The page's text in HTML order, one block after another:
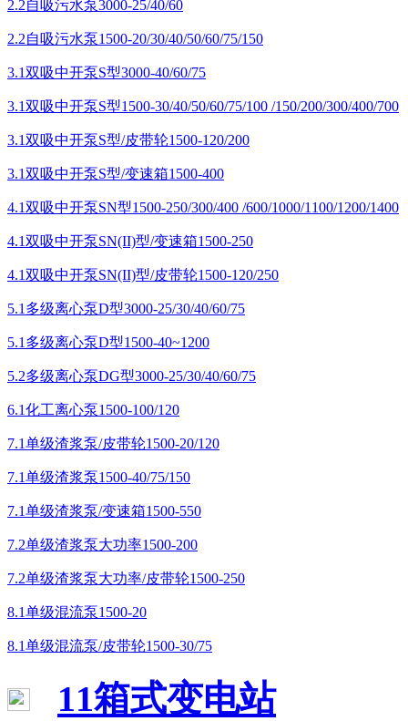
2.2自吸污水泵3000-25/40/60
2.2自吸污水泵1500-20/30/40/50/60/75/150
3.1双吸中开泵S型3000-40/60/75
3.1双吸中开泵S型1500-30/40/50/60/75/100 /150/200/300/400/700
3.1双吸中开泵S型/皮带轮1500-120/200
3.1双吸中开泵S型/变速箱1500-400
4.1双吸中开泵SN型1500-250/300/400 /600/1000/1100/1200/1400
4.1双吸中开泵SN(II)型/变速箱1500-250
4.1双吸中开泵SN(II)型/皮带轮1500-120/250
5.1多级离心泵D型3000-25/30/40/60/75
5.1多级离心泵D型1500-40~1200
5.2多级离心泵DG型3000-25/30/40/60/75
6.1化工离心泵1500-100/120
7.1单级渣浆泵/皮带轮1500-20/120
7.1单级渣浆泵1500-40/75/150
7.1单级渣浆泵/变速箱1500-550
7.2单级渣浆泵大功率1500-200
7.2单级渣浆泵大功率/皮带轮1500-250
8.1单级混流泵1500-20
8.1单级混流泵/皮带轮1500-30/75
11箱式变电站